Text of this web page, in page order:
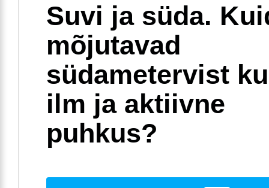
Suvi ja süda.
mõjutavad
südametervist
ilm ja aktiivne
puhkus?